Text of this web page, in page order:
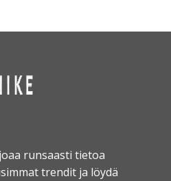
runsaasti tietoa
trendit ja löydä